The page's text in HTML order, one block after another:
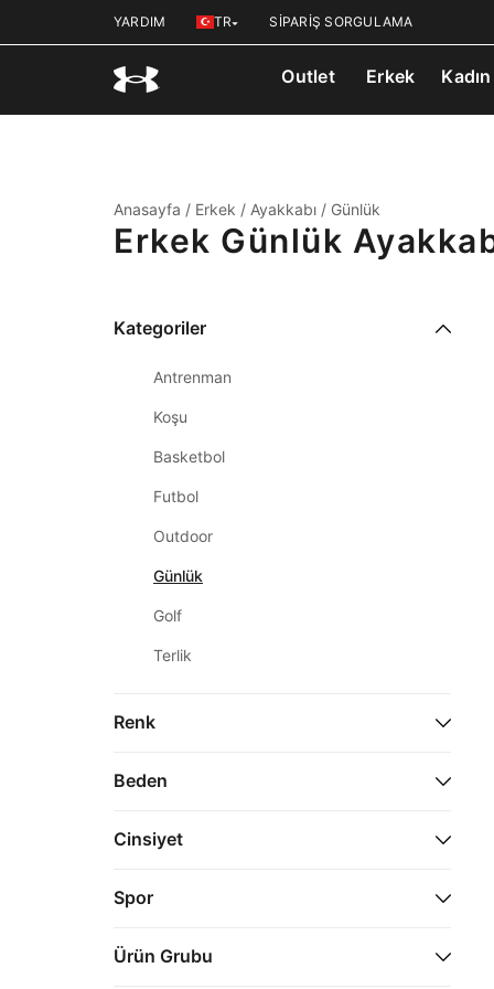
YARDIM TR SİPARİŞ SORGULAMA
Outlet Erkek Kadın
Erkek Günlük
Anasayfa / Erkek / Ayakkabı / Günlük
Kategoriler
Antrenman
Koşu
Basketbol
Futbol
Outdoor
Günlük
Golf
Terlik
Renk
Beden
38 (49)
Cinsiyet
Spor
Ürün Grubu